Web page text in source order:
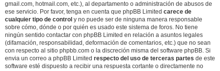
gmail.com, hotmail.com, etc.), al departamento o administración de abusos de
ese servicio. Por favor, tenga en cuenta que phpBB Limited carece de
cualquier tipo de control y no puede ser de ninguna manera responsable
sobre cómo, dónde o por quién es usado este sistema de foros. No tiene
ningún sentido contactar con phpBB Limited en relación a asuntos legales
(difamación, responsabilidad, deformación de comentarios, etc.) que no sean
con respecto al sitio phpbb.com o la discreción misma del software phpBB. Si
envia un correo a phpBB Limited respecto del uso de terceras partes de este
software esté dispuesto a recibir una respuesta cortante o directamente no